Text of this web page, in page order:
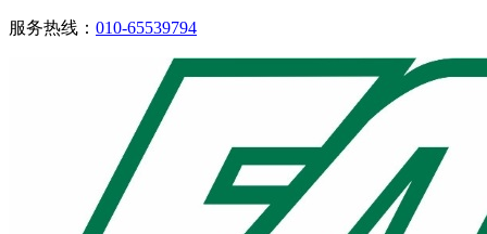
服务热线： 010-65539794